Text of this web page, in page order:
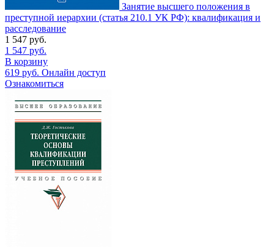
Занятие высшего положения в
преступной иерархии (статья 210.1 УК РФ): квалификация и
расследование
1 547 руб.
1 547 руб.
В корзину
619 руб. Онлайн доступ
Ознакомиться